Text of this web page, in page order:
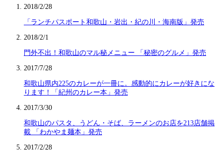
2018/2/28
「ランチパスポート和歌山・岩出・紀の川・海南版」発売
2018/2/1
門外不出！和歌山のマル秘メニュー 「秘密のグルメ」発売
2017/7/28
和歌山県内225のカレーが一冊に。感動的にカレーが好きにな
ります！「紀州のカレー本」発売
2017/3/30
和歌山のパスタ、うどん・そば、ラーメンのお店を213店舗掲
載 「わかやま麺本」発売
2017/2/28